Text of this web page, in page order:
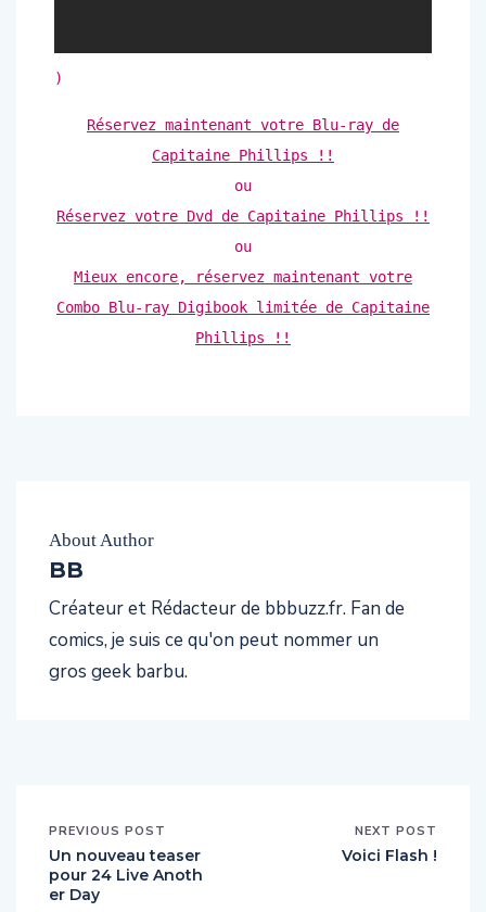
Réservez maintenant votre Blu-ray de
ou
Mieux encore, réservez maintenant votre
Combo Blu-ray Digibook limitée de Capitaine
About Author
BB
Créateur et Rédacteur de bbbuzz.fr. Fan de
comics, je suis ce qu'on peut nommer un
PREVIOUS POST
Un nouveau teaser
pour 24 Live Anoth
NEXT POST